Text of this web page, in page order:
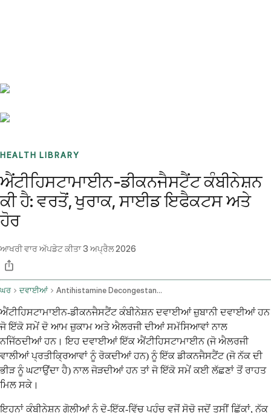
HEALTH LIBRARY
ਐਂਟੀਹਿਸਟਾਮਾਈਨ-ਡੀਕਨਜੈਸਟੈਂਟ ਕੰਬੀਨੇਸ਼ਨ
ਕੀ ਹੈ: ਵਰਤੋਂ, ਖੁਰਾਕ, ਸਾਈਡ ਇਫੈਕਟਸ ਅਤੇ
ਹੋਰ
ਆਖਰੀ ਵਾਰ ਅੱਪਡੇਟ ਕੀਤਾ3 ਅਪ੍ਰੈਲ 2026
ਘਰ ਦਵਾਈਆਂ Antihistamine Decongestant Combination Oral Route
ਐਂਟੀਹਿਸਟਾਮਾਈਨ-ਡੀਕਨਜੈਸਟੈਂਟ ਕੰਬੀਨੇਸ਼ਨ ਦਵਾਈਆਂ ਜ਼ੁਬਾਨੀ ਦਵਾਈਆਂ ਹਨ
ਜੋ ਇੱਕੋ ਸਮੇਂ ਦੋ ਆਮ ਜ਼ੁਕਾਮ ਅਤੇ ਐਲਰਜੀ ਦੀਆਂ ਸਮੱਸਿਆਵਾਂ ਨਾਲ
ਨਜਿੱਠਦੀਆਂ ਹਨ। ਇਹ ਦਵਾਈਆਂ ਇੱਕ ਐਂਟੀਹਿਸਟਾਮਾਈਨ (ਜੋ ਐਲਰਜੀ
ਵਾਲੀਆਂ ਪ੍ਰਤੀਕ੍ਰਿਆਵਾਂ ਨੂੰ ਰੋਕਦੀਆਂ ਹਨ) ਨੂੰ ਇੱਕ ਡੀਕਨਜੈਸਟੈਂਟ (ਜੋ ਨੱਕ ਦੀ
ਭੀੜ ਨੂੰ ਘਟਾਉਂਦਾ ਹੈ) ਨਾਲ ਜੋੜਦੀਆਂ ਹਨ ਤਾਂ ਜੋ ਇੱਕੋ ਸਮੇਂ ਕਈ ਲੱਛਣਾਂ ਤੋਂ ਰਾਹਤ
ਮਿਲ ਸਕੇ।
ਇਹਨਾਂ ਕੰਬੀਨੇਸ਼ਨ ਗੋਲੀਆਂ ਨੂੰ ਦੋ-ਇੱਕ-ਵਿੱਚ ਪਹੁੰਚ ਵਜੋਂ ਸੋਚੋ ਜਦੋਂ ਤੁਸੀਂ ਛਿੱਕਾਂ, ਨੱਕ